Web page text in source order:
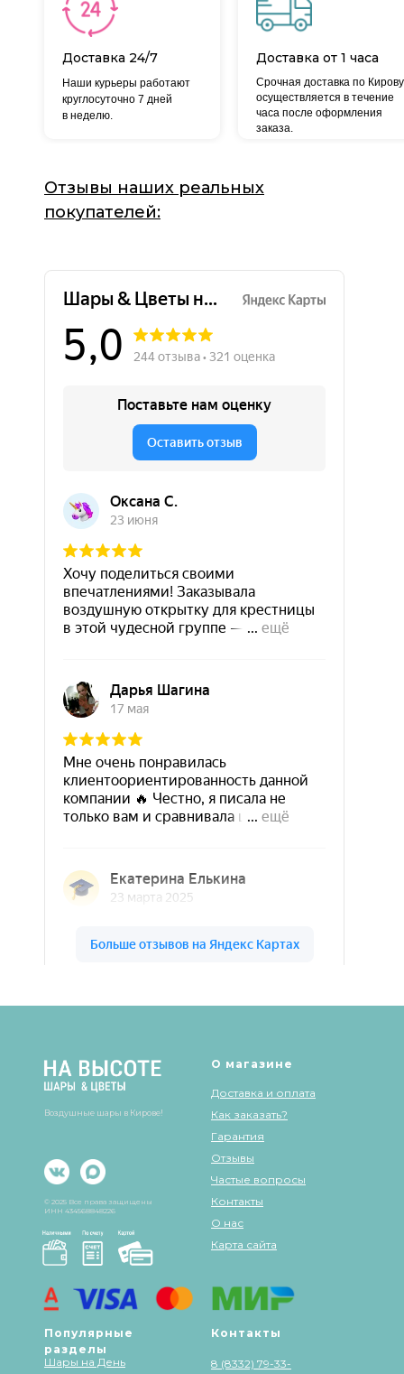
Доставка 24/7
Срочная доставка по Кирову
осуществляется в течение
часа после оформления
заказа.
Наши курьеры работают
круглосуточно 7 дней
в неделю.
Доставка от 1 часа
Отзывы наших реальных
покупателей:
О магазине
Доставка и оплата
Популярные
разделы
Шары на День
Контакты
© 2025 Все права защищены
Как заказать?
Гарантия
Отзывы
Частые вопросы
Контакты
О нас
8 (8332) 79-33-
ИНН 434568848226
Карта сайта
Воздушные шары в Кирове!